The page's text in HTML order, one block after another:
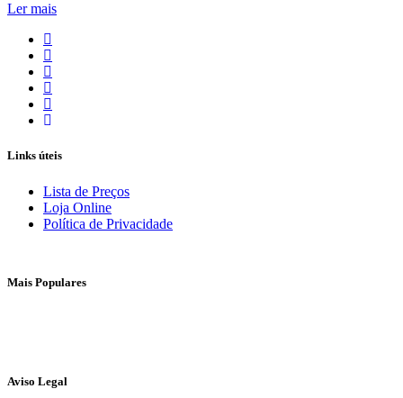
Ler mais
Links úteis
Lista de Preços
Loja Online
Política de Privacidade
Mais Populares
Aviso Legal